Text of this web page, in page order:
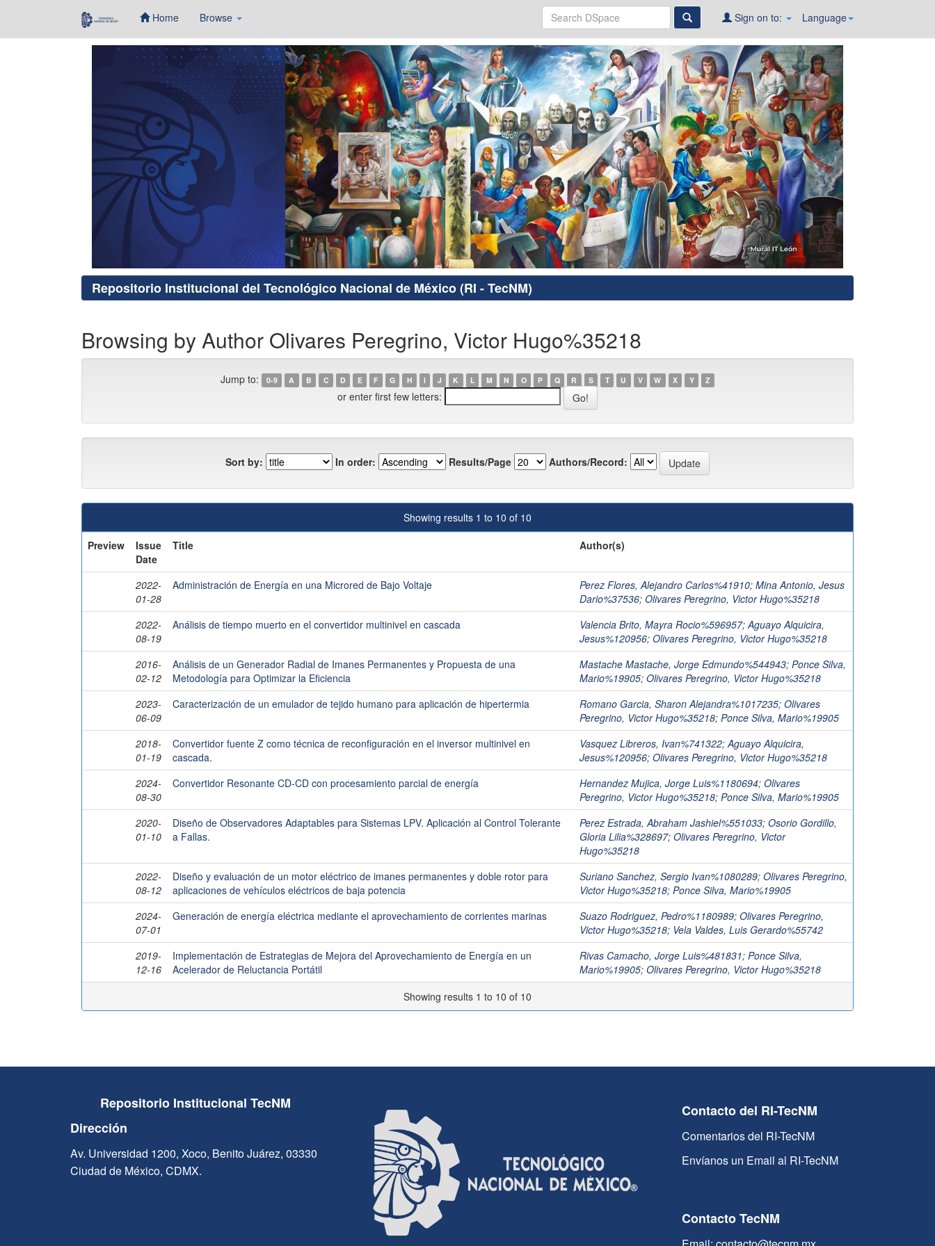
Home Browse Language
Sign on to:
Repositorio Institucional del Tecnológico Nacional de México (RI - TecNM)
Browsing by Author Olivares Peregrino, Victor Hugo%35218
Jump to: 0-9 A B C D E F G H I J K L M N O P Q R S T U V W X Y Z
or enter first few letters:
Sort by: In order: Results/Page Authors/Record:
Showing results 1 to 10 of 10
Preview
Issue
Date
Title Author(s)
2022-
01-28
Administración de Energía en una Microred de Bajo Voltaje Perez Flores, Alejandro Carlos%41910; Mina Antonio, Jesus
Dario%37536; Olivares Peregrino, Victor Hugo%35218
2022-
08-19
Análisis de tiempo muerto en el convertidor multinivel en cascada Valencia Brito, Mayra Rocio%596957;Aguayo Alquicira,
Jesus%120956; Olivares Peregrino, Victor Hugo%35218
2016-
02-12
Análisis de un Generador Radial de Imanes Permanentes y Propuesta de una
Metodología para Optimizar la Eficiencia
Mastache Mastache, Jorge Edmundo%544943; Ponce Silva,
Mario%19905; Olivares Peregrino, Victor Hugo%35218
2023-
06-09
Caracterización de un emulador de tejido humano para aplicación de hipertermia Romano Garcia, Sharon Alejandra%1017235; Olivares
Peregrino, Victor Hugo%35218; Ponce Silva, Mario%19905
2018-
01-19
Convertidor fuente Z como técnica de reconfiguración en el inversor multinivel en
cascada.
Vasquez Libreros, Ivan%741322;Aguayo Alquicira,
Jesus%120956; Olivares Peregrino, Victor Hugo%35218
2024-
08-30
Convertidor Resonante CD-CD con procesamiento parcial de energía Hernandez Mujica, Jorge Luis%1180694; Olivares
Peregrino, Victor Hugo%35218; Ponce Silva, Mario%19905
2020-
01-10
Diseño de Observadores Adaptables para Sistemas LPV. Aplicación al Control Tolerante
a Fallas.
Perez Estrada, Abraham Jashiel%551033; Osorio Gordillo,
Gloria Lilia%328697; Olivares Peregrino, Victor
Hugo%35218
2022-
08-12
Diseño y evaluación de un motor eléctrico de imanes permanentes y doble rotor para
aplicaciones de vehículos eléctricos de baja potencia
Suriano Sanchez, Sergio Ivan%1080289; Olivares Peregrino,
Victor Hugo%35218; Ponce Silva, Mario%19905
2024-
07-01
Generación de energía eléctrica mediante el aprovechamiento de corrientes marinas Suazo Rodriguez, Pedro%1180989; Olivares Peregrino,
Victor Hugo%35218; Vela Valdes, Luis Gerardo%55742
2019-
12-16
Implementación de Estrategias de Mejora del Aprovechamiento de Energía en un
Acelerador de Reluctancia Portátil
Rivas Camacho, Jorge Luis%481831; Ponce Silva,
Mario%19905; Olivares Peregrino, Victor Hugo%35218
Showing results 1 to 10 of 10
Repositorio Institucional TecNM
Dirección
Av. Universidad 1200, Xoco, Benito Juárez, 03330
Ciudad de México, CDMX.
Contacto del RI-TecNM
Comentarios del RI-TecNM
Envíanos un Email al RI-TecNM
Contacto TecNM